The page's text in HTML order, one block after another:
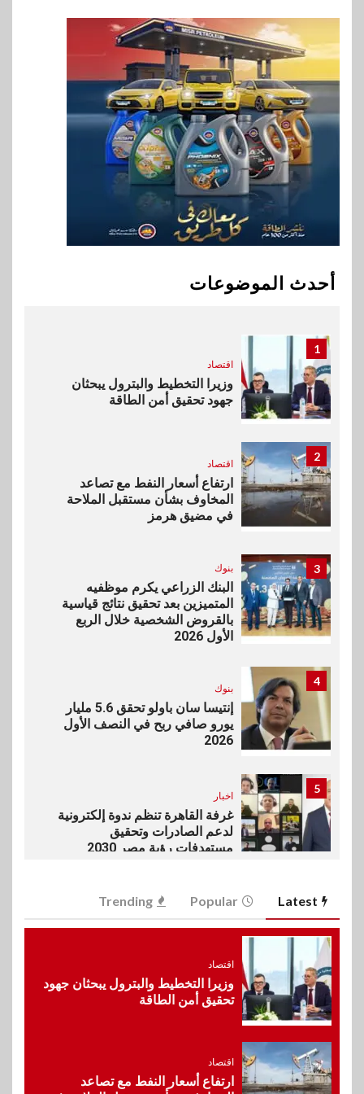
أحدث الموضوعات
فيكسد مصر و”حلول” تتشاركان
في تطوير أول منصة للسياحة
الصحية في مصر والشرق الأوسط
وأفريقيا Tour4Cure
9
سوق وصلة
هواوي: هاتف nova 15
Max بطارية ضخمة وتصميم متين
جهازًا مثاليًا للشباب
اقتصاد
خطط نمو «بلد» لتعزيز حضورها
في سوق تحويلات المصريين
1
اقتصاد
وزيرا التخطيط والبترول يبحثان
جهود تحقيق أمن الطاقة
2
اقتصاد
ارتفاع أسعار النفط مع تصاعد
المخاوف بشأن مستقبل الملاحة
في مضيق هرمز
3 بنوك
البنك الزراعي يكرم موظفيه
المتميزين بعد تحقيق نتائج قياسية
بالقروض الشخصية خلال الربع
الأول 2026
4
بنوك
إنتيسا سان باولو تحقق 5.6 مليار
يورو صافي ربح في النصف الأول
2026
5
اخبار
غرفة القاهرة تنظم ندوة إلكترونية
لدعم الصادرات وتحقيق
مستهدفات رؤية مصر 2030
6
بنوك
بنك مصر يشارك في فعالية اليوم
7
للنمو والتوسع
Latest
Popular
Trending
اقتصاد
وزيرا التخطيط والبترول يبحثان جهود
تحقيق أمن الطاقة
اقتصاد
ارتفاع أسعار النفط مع تصاعد